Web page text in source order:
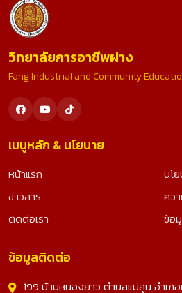
วิทยาลัยการอาชีพฝาง
Fang Industrial and Community
เมนูหลัก & นโยบาย
หน้าแรก
ข่าวสาร
ติดต่อเรา
นโ
คว
ข้อ
ข้อมูลติดต่อ
199 บ้านหนองยาว ตำบลแม่สูน อำเภ